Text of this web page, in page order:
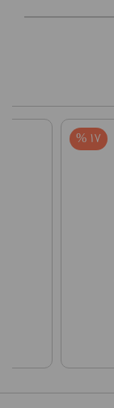
17 %